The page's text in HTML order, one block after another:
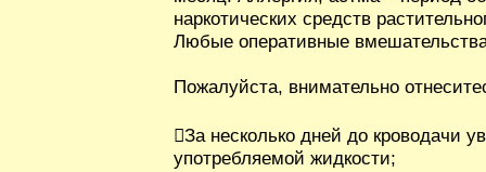
наркотических средств
Любые оперативные
Пожалуйста, внимательно
За несколько дней до кроводачи
употребляемой жидкости;